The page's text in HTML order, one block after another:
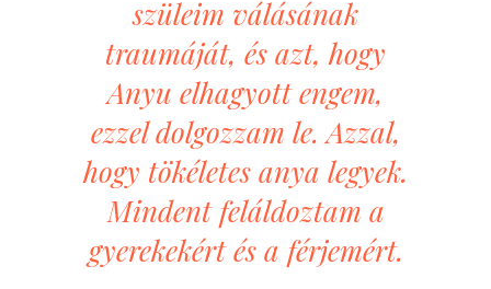
szüleim válásának
traumáját, és azt, hogy
Anyu elhagyott engem,
ezzel dolgozzam le. Azzal,
hogy tökéletes anya legyek.
Mindent feláldoztam a
gyerekekért és a férjemért.